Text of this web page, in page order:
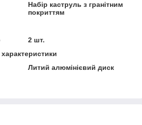
Набір каструль з гранітним
покриттям
2 шт.
Литий алюмінієвий диск